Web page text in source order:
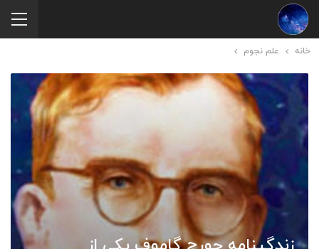
خانه علم نجوم